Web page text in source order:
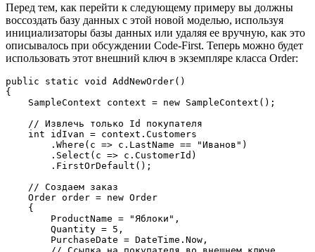
Перед тем, как перейти к следующему примеру вы должны
воссоздать базу данных с этой новой моделью, используя
инициализаторы базы данных или удаляя ее вручную, как это
описывалось при обсуждении Code-First. Теперь можно будет
использовать этот внешний ключ в экземпляре класса Order:
public static void AddNewOrder(
{
    SampleContext context =
new SampleContext();
// Извлечь только Id покупателя
int idIvan = context.Customers
        .Where(c => c.LastName ==
"Иванов" )
        .Select(c => c.CustomerId)
        .FirstOrDefault();
// Создаем заказ
    Order order =
new Order
    {
        ProductName =
"Яблоки" ,
        Quantity =
5 ,
        PurchaseDate = DateTime.Now,
// Ссылка на покупателя во внешнем ключе